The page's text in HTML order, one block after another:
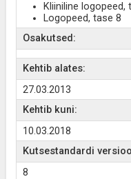
Kliiniline logopeed,
Logopeed, tase 8
Osakutsed:
Kehtib alates:
27.03.2013
Kehtib kuni:
10.03.2018
Kutsestandardi
8